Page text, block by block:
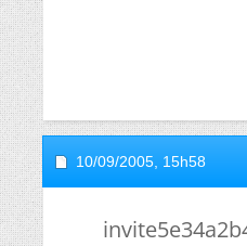
10/09/2005, 15h58